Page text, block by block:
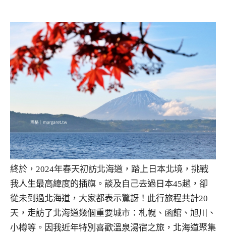
終於，2024年春天初訪北海道，踏上日本北境，挑戰
我人生最高緯度的插旗。談及自己去過日本45趟，卻
從未到過北海道，大家都表示驚訝！此行旅程共計20
天，走訪了北海道幾個重要城市：札幌、函館、旭川、
小樽等。因我近年特別喜歡溫泉湯宿之旅，北海道聚集